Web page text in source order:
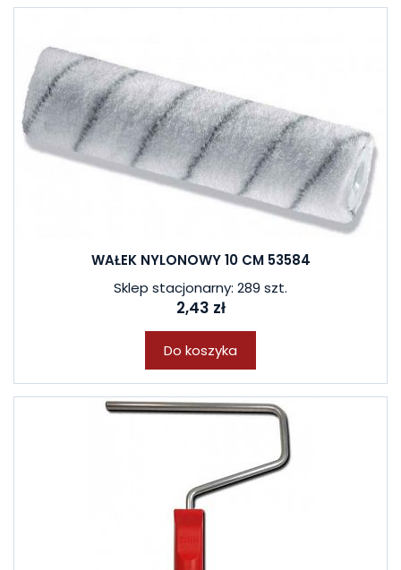
WAŁEK NYLONOWY 10 CM 53584
Sklep stacjonarny: 289 szt.
2,43 zł
Do koszyka